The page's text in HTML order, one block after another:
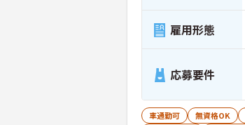
雇用形態
応募要件
車通勤可 無資格OK